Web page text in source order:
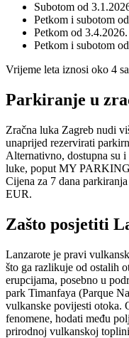
Subotom od
Petkom i subotom
Petkom od
Petkom i subotom
Vrijeme leta iznosi oko 4
Parkiranje u
Zračna luka Zagreb nudi
unaprijed rezervirati
Alternativno, dostupna su
luke, poput MY
Cijena za 7 dana
EUR.
Zašto posjetiti
Lanzarote je pravi
što ga razlikuje od ostalih
erupcijama, posebno u
park Timanfaya (Parque
vulkanske povijesti otoka.
fenomene, hodati među
prirodnoj vulkanskoj